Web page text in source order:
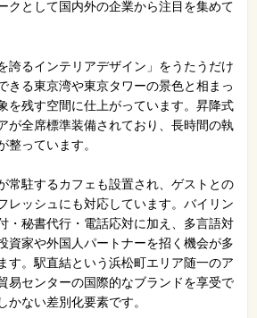
クとして国内外の企業から注目を集めて
誇るインテリアデザイン」をうたうだけ
きる東京湾や東京タワーの景色と相まっ
を残す空間に仕上がっています。昇降式
が全席標準装備されており、長時間の執
整っています。
常駐するカフェも設置され、ゲストとの
レッシュにも対応しています。バイリン
・秘書代行・電話応対に加え、多言語対
資家や外国人パートナーを招く機会が多
す。駅直結という浜松町エリア随一のア
易センターの国際的なブランドを享受で
かない差別化要素です。